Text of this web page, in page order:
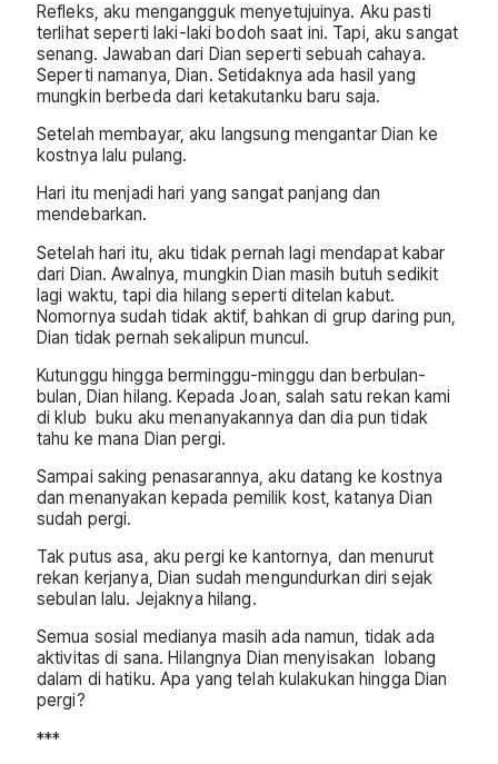
Refleks, aku mengangguk menyetujuinya. Aku pasti
terlihat seperti laki-laki bodoh saat ini. Tapi, aku sangat
senang. Jawaban dari Dian seperti sebuah cahaya.
Seperti namanya, Dian. Setidaknya ada hasil yang
mungkin berbeda dari ketakutanku baru saja.
Setelah membayar, aku langsung mengantar Dian ke
kostnya lalu pulang.
Hari itu menjadi hari yang sangat panjang dan
mendebarkan.
Setelah hari itu, aku tidak pernah lagi mendapat kabar
dari Dian. Awalnya, mungkin Dian masih butuh sedikit
lagi waktu, tapi dia hilang seperti ditelan kabut.
Nomornya sudah tidak aktif, bahkan di grup daring pun,
Dian tidak pernah sekalipun muncul.
Kutunggu hingga berminggu-minggu dan berbulan-
bulan, Dian hilang. Kepada Joan, salah satu rekan kami
di klub buku aku menanyakannya dan dia pun tidak
tahu ke mana Dian pergi.
Sampai saking penasarannya, aku datang ke kostnya
dan menanyakan kepada pemilik kost, katanya Dian
sudah pergi.
Tak putus asa, aku pergi ke kantornya, dan menurut
rekan kerjanya, Dian sudah mengundurkan diri sejak
sebulan lalu. Jejaknya hilang.
Semua sosial medianya masih ada namun, tidak ada
aktivitas di sana. Hilangnya Dian menyisakan lobang
dalam di hatiku. Apa yang telah kulakukan hingga Dian
pergi?
***